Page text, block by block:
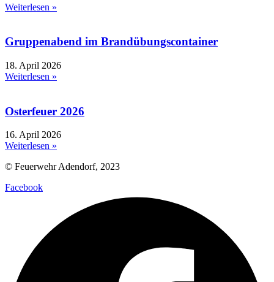
Weiterlesen »
Gruppenabend im Brandübungscontainer
18. April 2026
Weiterlesen »
Osterfeuer 2026
16. April 2026
Weiterlesen »
© Feuerwehr Adendorf, 2023
Facebook